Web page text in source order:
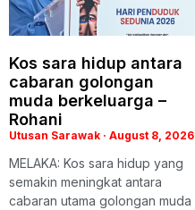
Kos sara hidup antara
cabaran golongan
muda berkeluarga –
Rohani
Utusan Sarawak August 8, 2026
MELAKA: Kos sara hidup yang
semakin meningkat antara
cabaran utama golongan muda